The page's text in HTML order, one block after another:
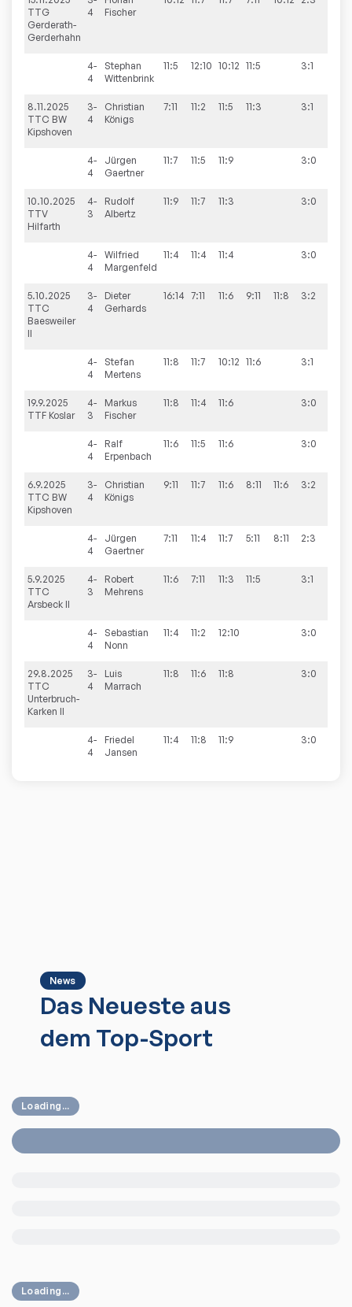
TTG
Gerderath-
Gerderhahn
4
Fischer
4-
4
Stephan
Wittenbrink
11:5 12:10 10:12 11:5 3:1
8.11.2025
TTC BW
Kipshoven
3-
4
Christian
Königs
7:11 11:2 11:5 11:3 3:1
4-
4
Jürgen
Gaertner
11:7 11:5 11:9 3:0
10.10.2025
TTV
Hilfarth
4-
3
Rudolf
Albertz
11:9 11:7 11:3 3:0
4-
4
Wilfried
Margenfeld
11:4 11:4 11:4 3:0
5.10.2025
TTC
Baesweiler
II
3-
4
Dieter
Gerhards
16:14 7:11 11:6 9:11 11:8 3:2
4-
4
Stefan
Mertens
11:8 11:7 10:12 11:6 3:1
19.9.2025
TTF Koslar
4-
3
Markus
Fischer
11:8 11:4 11:6 3:0
4-
4
Ralf
Erpenbach
11:6 11:5 11:6 3:0
6.9.2025
TTC BW
Kipshoven
3-
4
Christian
Königs
9:11 11:7 11:6 8:11 11:6 3:2
4-
4
Jürgen
Gaertner
7:11 11:4 11:7 5:11 8:11 2:3
5.9.2025
TTC
Arsbeck II
4-
3
Robert
Mehrens
11:6 7:11 11:3 11:5 3:1
4-
4
Sebastian
Nonn
11:4 11:2 12:10 3:0
29.8.2025
TTC
Unterbruch-
Karken II
3-
4
Luis
Marrach
11:8 11:6 11:8 3:0
4-
4
Friedel
Jansen
11:4 11:8 11:9 3:0
News
Das Neueste aus
dem Top-Sport
Loading...
Loading...